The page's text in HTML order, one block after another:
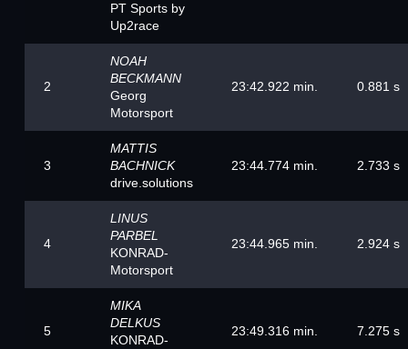
PT Sports by
Up2race
2
NOAH
BECKMANN
Georg
Motorsport
23:42.922 min. 0.881 s
3
MATTIS
BACHNICK
drive.solutions
23:44.774 min. 2.733 s
4
LINUS
PARBEL
KONRAD-
Motorsport
23:44.965 min. 2.924 s
5
MIKA
DELKUS
KONRAD-
23:49.316 min. 7.275 s